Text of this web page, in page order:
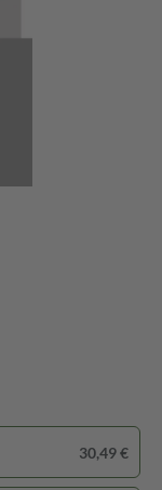
30,49 €